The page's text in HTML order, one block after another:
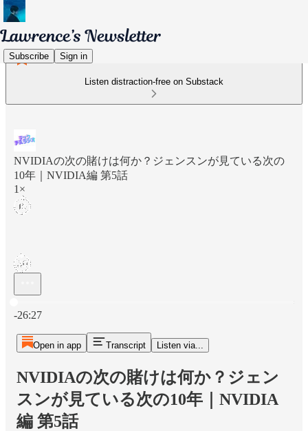
Subscribe Sign in
Listen distraction-free on Substack
NVIDIAの次の賭けは何か？ジェンスンが見ている次の
10年｜NVIDIA編 第5話
1×
-26:27
Open in app Transcript Listen via...
NVIDIAの次の賭けは何か？ジェン
スンが見ている次の10年｜NVIDIA
編 第5話